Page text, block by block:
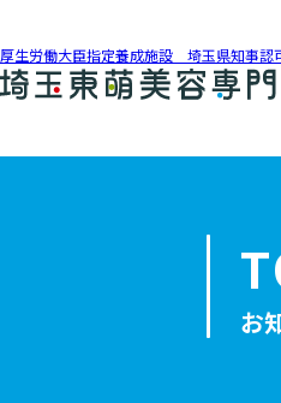
厚生労働大臣指定養成施設 埼玉県知事認
お